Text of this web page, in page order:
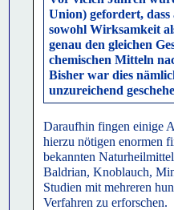
Union) gefordert,
sowohl Wirksamkeit
genau den gleichen
chemischen Mitteln
Bisher war dies
unzureichend
Daraufhin fingen einige
hierzu nötigen enormen
bekannten
Baldrian, Knoblauch,
Studien mit mehreren
Verfahren zu erforschen.